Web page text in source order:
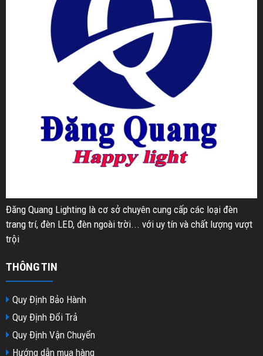
Đăng Quang Lighting là cơ sở chuyên cung cấp các loại đèn
trang trí, đèn LED, đèn ngoài trời... với uy tín và chất lượng vượt
trội
THÔNG TIN
Quy Định Bảo Hành
Quy Định Đổi Trả
Quy Định Vận Chuyển
Hướng dẫn mua hàng